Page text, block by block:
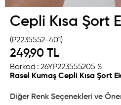
Cepli Kısa Şort
(P2235552-401)
249,90 TL
Barkod : 26YP223555205 S
Rasel Kumaş Cepli Kısa Şort
Diğer Renk Seçenekleri ve